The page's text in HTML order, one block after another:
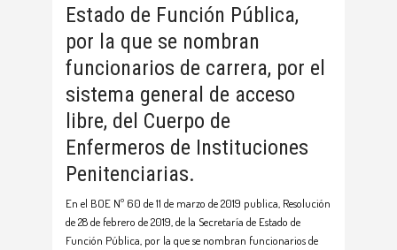
Estado de Función Pública,
por la que se nombran
funcionarios de carrera, por el
sistema general de acceso
libre, del Cuerpo de
Enfermeros de Instituciones
Penitenciarias.
En el BOE Nº 60 de 11 de marzo de 2019 publica, Resolución
de 28 de febrero de 2019, de la Secretaría de Estado de
Función Pública, por la que se nombran funcionarios de